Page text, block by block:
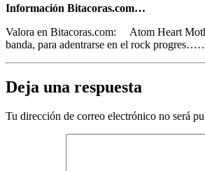
Información Bitacoras.com…
Valora en Bitacoras.com: Atom Heart
banda, para adentrarse en el rock
Deja una respuesta
Tu dirección de correo electrónico no será